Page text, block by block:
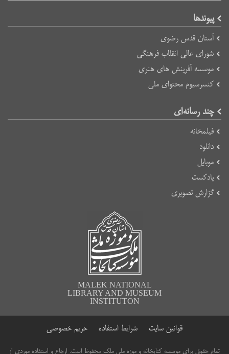
پیوند‌ها
آستان قدس رضوی
شورای عالی انقلاب فرهنگی
موسسه آفرینش های هنری
کنسرسیوم محتوای ملی
چند رسانه‌ای
فیلمخانه
دانلود
موبایل
پادکست
گزارش تصویری
MALEK NATIONAL
LIBRARY AND MUSEUM
INSTITUTON
قوانین سایت شرایط استفاده حریم خصوصی
تمام حقوق برای موسسه کتابخانه و موزه ملی ملک محفوظ است. ارجاع و استفاده موردی از